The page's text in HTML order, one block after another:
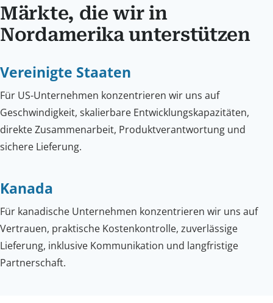
Märkte, die wir in
Nordamerika unterstützen
Vereinigte Staaten
Für US-Unternehmen konzentrieren wir uns auf
Geschwindigkeit, skalierbare Entwicklungskapazitäten,
direkte Zusammenarbeit, Produktverantwortung und
sichere Lieferung.
Kanada
Für kanadische Unternehmen konzentrieren wir uns auf
Vertrauen, praktische Kostenkontrolle, zuverlässige
Lieferung, inklusive Kommunikation und langfristige
Partnerschaft.